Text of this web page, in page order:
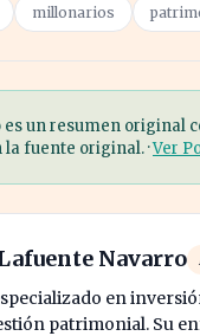
millonarios
es un resumen original
fuente original. ·Ver
Navarro
en
patrimonial. Su